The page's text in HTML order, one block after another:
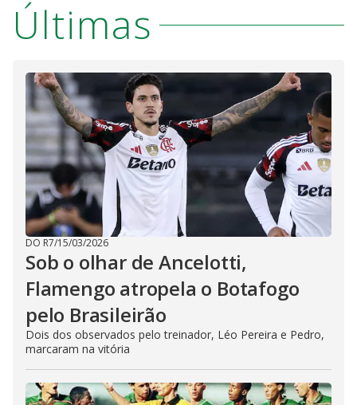
Últimas
DO R7/15/03/2026
Sob o olhar de Ancelotti,
Flamengo atropela o Botafogo
pelo Brasileirão
Dois dos observados pelo treinador, Léo Pereira e Pedro,
marcaram na vitória